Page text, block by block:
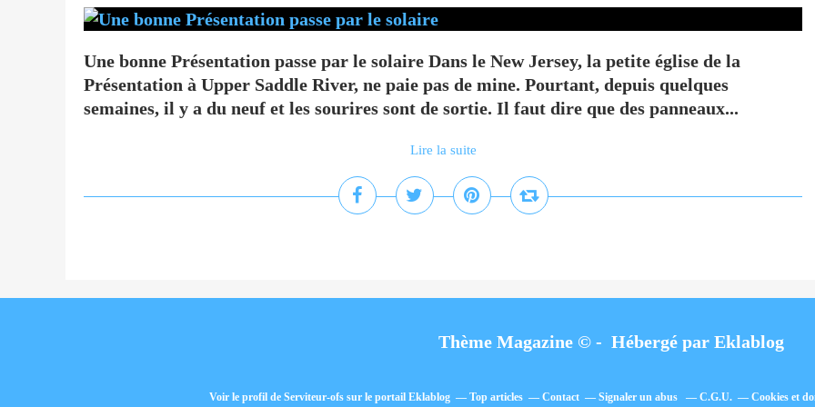
Une bonne Présentation passe par le solaire Dans le New Jersey, la petite église de la
Présentation à Upper Saddle River, ne paie pas de mine. Pourtant, depuis quelques
semaines, il y a du neuf et les sourires sont de sortie. Il faut dire que des panneaux...
Lire la suite
Thème Magazine © - Hébergé par Eklablog
Voir le profil de Serviteur-ofssur le portail Eklablog Top articles Contact Signaler un abus C.G.U. Cookies et